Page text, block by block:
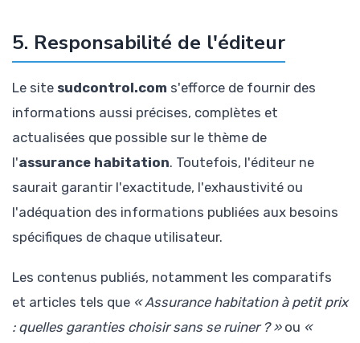
5. Responsabilité de l'éditeur
Le site sudcontrol.com s'efforce de fournir des
informations aussi précises, complètes et
actualisées que possible sur le thème de
l'assurance habitation. Toutefois, l'éditeur ne
saurait garantir l'exactitude, l'exhaustivité ou
l'adéquation des informations publiées aux besoins
spécifiques de chaque utilisateur.
Les contenus publiés, notamment les comparatifs
et articles tels que « Assurance habitation à petit prix
: quelles garanties choisir sans se ruiner ? »ou «